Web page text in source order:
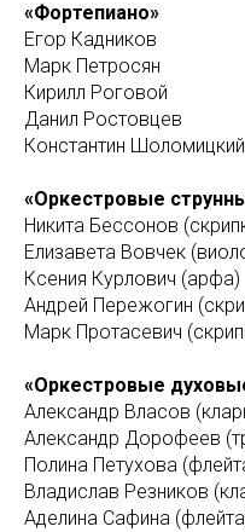
«Фортепиано»
Егор Кадников
Марк Петросян
Кирилл Роговой
Данил Ростовцев
Константин Шоломицкий
«Оркестровые
Никита Бессонов
Елизавета Вовчек
Ксения Курлович (арфа)
Андрей Пережогин
Марк Протасевич
«Оркестровые
Александр Власов
Александр Дорофеев
Полина Петухова
Владислав Резников
Аделина Сафина